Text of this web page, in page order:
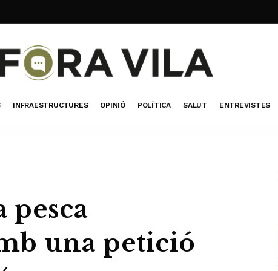
INFRAESTRUCTURES OPINIÓ POLÍTICA SALUT ENTREVISTES
pesca
una petició